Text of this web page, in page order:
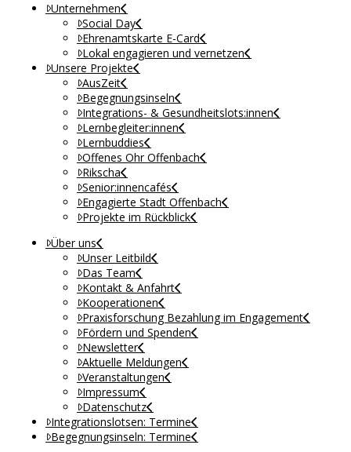
Unternehmen
Social Day
Ehrenamtskarte E-Card
Lokal engagieren und vernetzen
Unsere Projekte
AusZeit
Begegnungsinseln
Integrations- & Gesundheitslots:innen
Lernbegleiter:innen
Lernbuddies
Offenes Ohr Offenbach
Rikscha
Senior:innencafés
Engagierte Stadt Offenbach
Projekte im Rückblick
Über uns
Unser Leitbild
Das Team
Kontakt & Anfahrt
Kooperationen
Praxisforschung Bezahlung im Engagement
Fördern und Spenden
Newsletter
Aktuelle Meldungen
Veranstaltungen
Impressum
Datenschutz
Integrationslotsen: Termine
Begegnungsinseln: Termine